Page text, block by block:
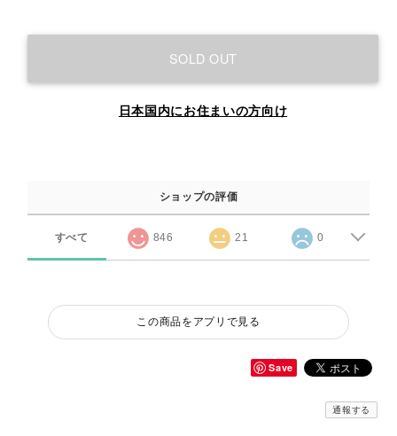
SOLD OUT
日本国内にお住まいの方向け
ショップの評価
すべて 846 21 0
この商品をアプリで見る
Save
通報する